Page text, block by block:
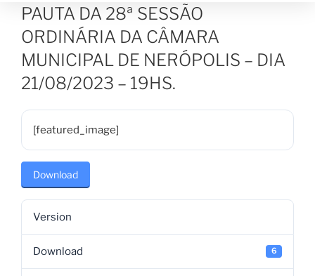
PAUTA DA 28ª SESSÃO
ORDINÁRIA DA CÂMARA
MUNICIPAL DE NERÓPOLIS – DIA
21/08/2023 – 19HS.
[featured_image]
Download
Version
Download 6